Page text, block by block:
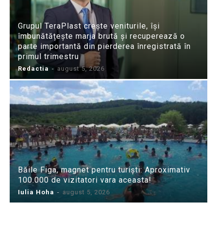
Grupul TeraPlast crește veniturile, își
îmbunătățește marja brută și recuperează o
parte importantă din pierderea înregistrată în
primul trimestru
Redactia - august 5, 2026
Băile Figa, magnet pentru turiști: Aproximativ
100.000 de vizitatori vara aceasta!
Iulia Hoha - august 5, 2026